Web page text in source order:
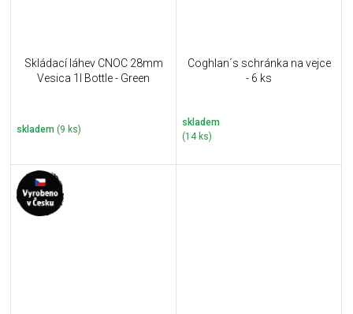
Skládací láhev CNOC 28mm
Vesica 1l Bottle - Green
skladem (9 ks)
Coghlan´s schránka na vejce
- 6 ks
skladem
(14 ks)